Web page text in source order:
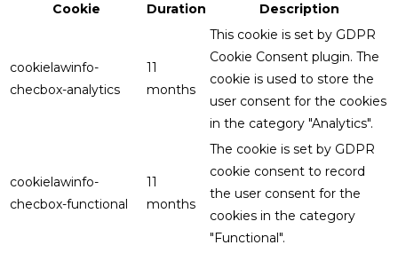
Cookie
Duration Description
cookielawinfo-
checbox-analytics
11
months
This cookie is set by GDPR
Cookie Consent plugin. The
cookie is used to store the
user consent for the cookies
in the category "Analytics".
cookielawinfo-
checbox-functional
11
months
The cookie is set by GDPR
cookie consent to record
the user consent for the
cookies in the category
"Functional".